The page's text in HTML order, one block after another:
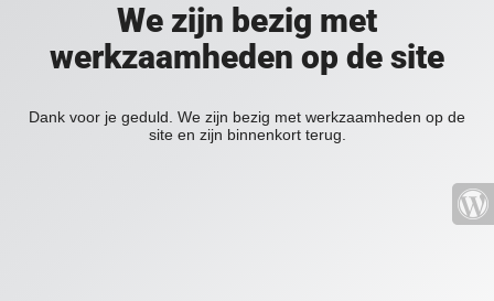
We zijn bezig met
werkzaamheden op de site
Dank voor je geduld. We zijn bezig met werkzaamheden op de
site en zijn binnenkort terug.